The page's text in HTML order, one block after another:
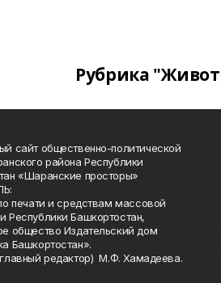
Рубрика
сайт общественно-политической
района Республики
«Шаранские просторы»
печати и средствам массовой
Республики Башкортостан,
общество Издательский дом
Башкортостан».
редактор) М.Ф. Хамадеева.